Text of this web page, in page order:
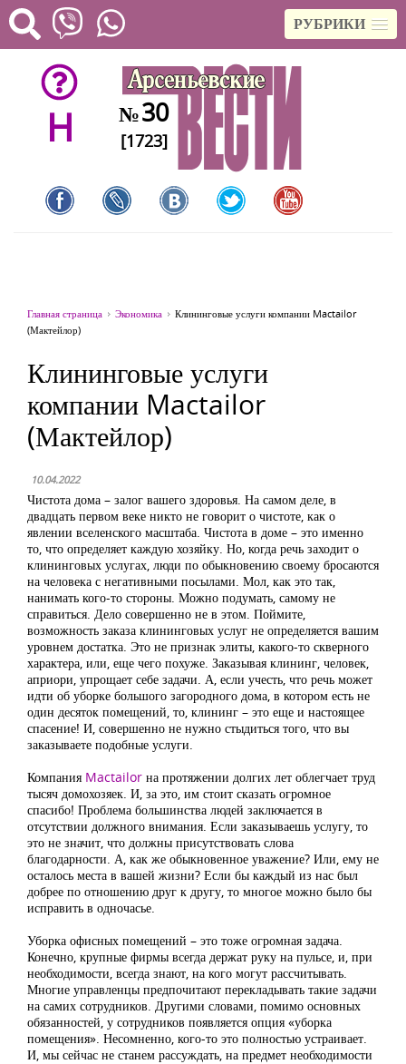
РУБРИКИ
H №30
[1723]
Главная страница Экономика
Клининговые услуги компании Mactailor
(Мактейлор)
Клининговые услуги
компании Mactailor
(Мактейлор)
10.04.2022
Чистота дома – залог вашего здоровья. На самом деле, в
двадцать первом веке никто не говорит о чистоте, как о
явлении вселенского масштаба. Чистота в доме – это именно
то, что определяет каждую хозяйку. Но, когда речь заходит о
клининговых услугах, люди по обыкновению своему бросаются
на человека с негативными посылами. Мол, как это так,
нанимать кого-то стороны. Можно подумать, самому не
справиться. Дело совершенно не в этом. Поймите,
возможность заказа клининговых услуг не определяется вашим
уровнем достатка. Это не признак элиты, какого-то скверного
характера, или, еще чего похуже. Заказывая клининг, человек,
априори, упрощает себе задачи. А, если учесть, что речь может
идти об уборке большого загородного дома, в котором есть не
один десяток помещений, то, клининг – это еще и настоящее
спасение! И, совершенно не нужно стыдиться того, что вы
заказываете подобные услуги.
Компания Mactailor на протяжении долгих лет облегчает труд
тысяч домохозяек. И, за это, им стоит сказать огромное
спасибо! Проблема большинства людей заключается в
отсутствии должного внимания. Если заказываешь услугу, то
это не значит, что должны присутствовать слова
благодарности. А, как же обыкновенное уважение? Или, ему не
осталось места в вашей жизни? Если бы каждый из нас был
добрее по отношению друг к другу, то многое можно было бы
исправить в одночасье.
Уборка офисных помещений – это тоже огромная задача.
Конечно, крупные фирмы всегда держат руку на пульсе, и, при
необходимости, всегда знают, на кого могут рассчитывать.
Многие управленцы предпочитают перекладывать такие задачи
на самих сотрудников. Другими словами, помимо основных
обязанностей, у сотрудников появляется опция «уборка
помещения». Несомненно, кого-то это полностью устраивает.
И, мы сейчас не станем рассуждать, на предмет необходимости